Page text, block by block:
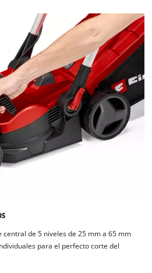
de 5 niveles de 25 mm a 65 mm
para el perfecto corte del